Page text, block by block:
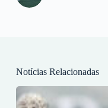
Notícias Relacionadas